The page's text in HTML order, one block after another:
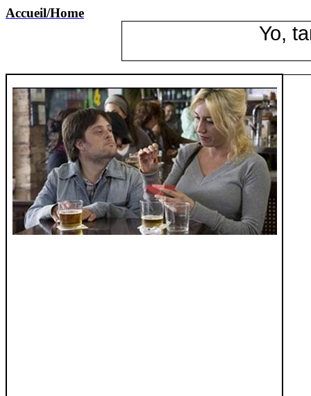
Accueil/Home
Yo,